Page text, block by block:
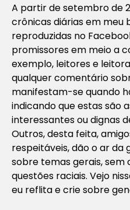
A partir de setembro de
crônicas diárias em meu
reproduzidas no
promissores em meio a
exemplo, leitores e
qualquer comentário
manifestam-se quando
indicando que estas são
interessantes ou dignas
Outros, desta feita,
respeitáveis, dão o ar da
sobre temas gerais,
questões raciais. Vejo
eu reflita e crie sobre